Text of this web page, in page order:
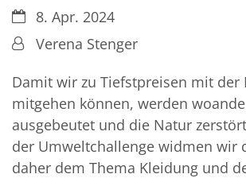
Datum:8. Apr. 2024
Von:Verena Stenger
Damit wir zu Tiefstpreisen mit der
mitgehen können, werden
ausgebeutet und die Natur
der Umweltchallenge widmen wir
daher dem Thema Kleidung und